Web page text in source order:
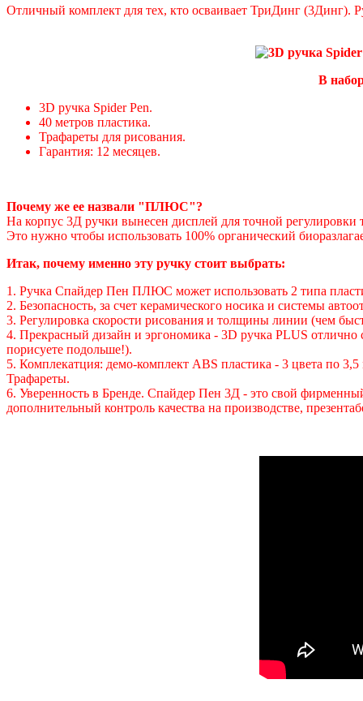
Отличный комплект для тех, кто осваивает ТриДинг (3Динг).
В
3D ручка Spider Pen.
40 метров пластика.
Трафареты для рисования.
Гарантия: 12 месяцев.
Почему же ее назвали "ПЛЮС"?
На корпус 3Д ручки вынесен дисплей для точной регулировки
Это нужно чтобы использовать 100% органический
Итак, почему именно эту ручку стоит выбрать:
1. Ручка Спайдер Пен ПЛЮС может использовать 2 типа
2. Безопасность, за счет керамического носика и системы
3. Регулировка скорости рисования и толщины линии (чем
4. Прекрасный дизайн и эргономика - 3D ручка PLUS отлично
порисуете подольше!).
5. Комплекатция: демо-комплект ABS пластика - 3 цвета по
Трафареты.
6. Уверенность в Бренде. Спайдер Пен 3Д - это свой
дополнительный контроль качества на производстве,